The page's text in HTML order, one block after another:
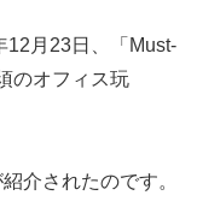
12月23日、「Must-
のオフィス玩
介されたのです。